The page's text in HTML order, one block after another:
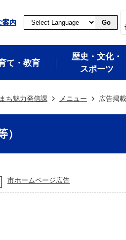
案内 Go
て・教育
歴史・文化・
スポーツ
まち魅力発信課 メニュー 広告掲
市ホームページ広告